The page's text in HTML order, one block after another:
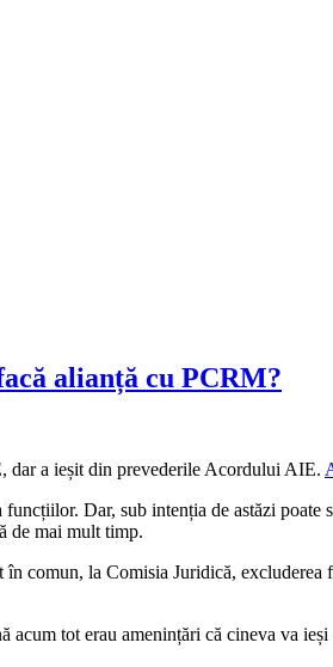
alianță cu PCRM?
dar a ieșit din prevederile Acordului AIE.
Dar, sub intenția de astăzi poate
de mai mult timp.
la Comisia Juridică, excluderea
tot erau amenințări că cineva va